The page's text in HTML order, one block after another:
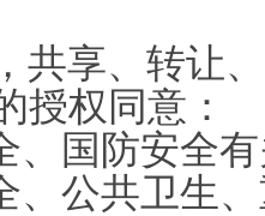
共享、转让
授权同意：
、国防安全
、公共卫生